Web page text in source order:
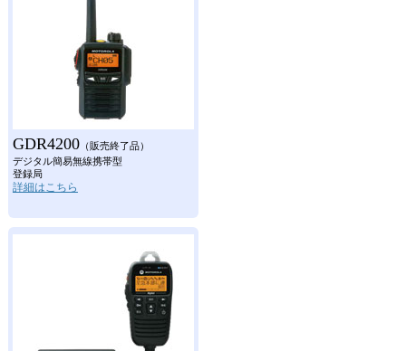
GDR4200（販売終了品）
デジタル簡易無線携帯型
登録局
詳細はこちら